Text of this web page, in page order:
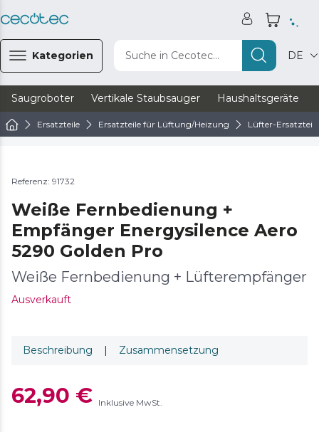
Kategorien Suche in Cecotec... DE
Saugroboter Vertikale Staubsauger Haushaltsgeräte
Ersatzteile Ersatzteile für Lüftung/Heizung Lüfter-Ersatzteile
Referenz: 91732
Weiße Fernbedienung +
Empfänger Energysilence Aero
5290 Golden Pro
Weiße Fernbedienung + Lüfterempfänger
Ausverkauft
Beschreibung | Zusammensetzung
62,90 € Inklusive MwSt.